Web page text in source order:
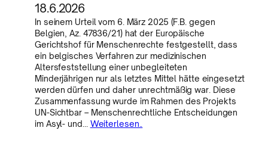
18.6.2026
In seinem Urteil vom 6. März 2025 (F.B. gegen
Belgien, Az. 47836/21) hat der Europäische
Gerichtshof für Menschenrechte festgestellt, dass
ein belgisches Verfahren zur medizinischen
Altersfeststellung einer unbegleiteten
Minderjährigen nur als letztes Mittel hätte eingesetzt
werden dürfen und daher unrechtmäßig war. Diese
Zusammenfassung wurde im Rahmen des Projekts
UN-Sichtbar – Menschenrechtliche Entscheidungen
im Asyl- und… Weiterlesen..